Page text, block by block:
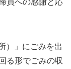
）」にごみを出
る形でごみの収